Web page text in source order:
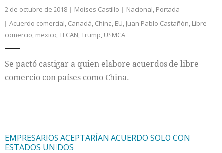
2 de octubre de 2018 Moises Castillo Nacional, Portada
Acuerdo comercial, Canadá, China, EU, Juan Pablo Castañón, Libre
comercio, mexico,TLCAN,Trump, USMCA
Se pactó castigar a quien elabore acuerdos de libre
comercio con países como China.
EMPRESARIOS ACEPTARÍAN ACUERDO SOLO CON
ESTADOS UNIDOS